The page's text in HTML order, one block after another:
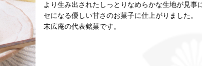
より生み出されたしっとりなめらかな生地が見事
セになる優しい甘さのお菓子に仕上がりました。
末広庵の代表銘菓です。